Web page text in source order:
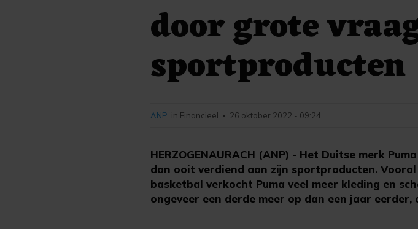
door grote
sportproducten
HERZOGENAURACH (ANP) - Het Duitse merk
dan ooit verdiend aan zijn sportproducten.
basketbal verkocht Puma veel meer kleding en
ongeveer een derde meer op dan een jaar
ANP in Financieel • 26 oktober 2022 - 09:24